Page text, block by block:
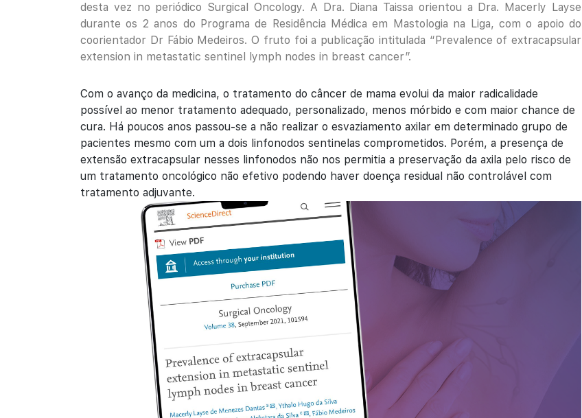
desta vez no periódico Surgical Oncology. A Dra. Diana Taissa orientou a Dra. Macerly Layse
durante os 2 anos do Programa de Residência Médica em Mastologia na Liga, com o apoio do
coorientador Dr Fábio Medeiros. O fruto foi a publicação intitulada “Prevalence of extracapsular
extension in metastatic sentinel lymph nodes in breast cancer”.
Com o avanço da medicina, o tratamento do câncer de mama evolui da maior radicalidade
possível ao menor tratamento adequado, personalizado, menos mórbido e com maior chance de
cura. Há poucos anos passou-se a não realizar o esvaziamento axilar em determinado grupo de
pacientes mesmo com um a dois linfonodos sentinelas comprometidos. Porém, a presença de
extensão extracapsular nesses linfonodos não nos permitia a preservação da axila pelo risco de
um tratamento oncológico não efetivo podendo haver doença residual não controlável com
tratamento adjuvante.